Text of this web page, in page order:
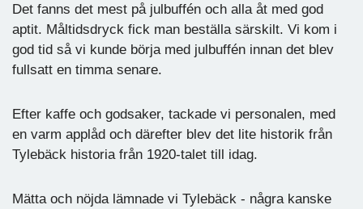
Det fanns det mest på julbuffén och alla åt med god
aptit. Måltidsdryck fick man beställa särskilt. Vi kom i
god tid så vi kunde börja med julbuffén innan det blev
fullsatt en timma senare.
Efter kaffe och godsaker, tackade vi personalen, med
en varm applåd och därefter blev det lite historik från
Tylebäck historia från 1920-talet till idag.
Mätta och nöjda lämnade vi Tylebäck - några kanske